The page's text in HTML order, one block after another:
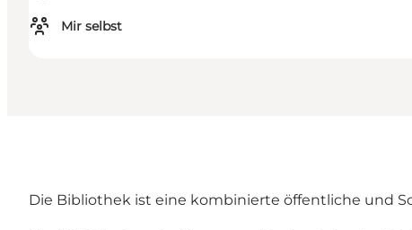
Mir selbst
Die Bibliothek ist eine kombinierte öffentliche und